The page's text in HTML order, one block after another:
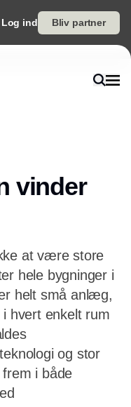
Log ind Bliv partner
vinder
at være store
hele bygninger i
helt små anlæg,
hvert enkelt rum
og stor
i både